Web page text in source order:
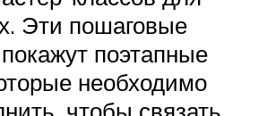
Эти пошаговые
поэтапные
необходимо